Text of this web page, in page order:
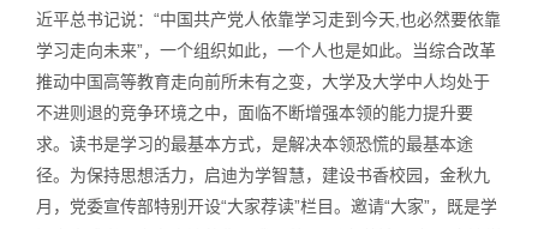
近平总书记说：“中国共产党人依靠学习走到今天,也必然要依靠
学习走向未来”，一个组织如此，一个人也是如此。当综合改革
推动中国高等教育走向前所未有之变，大学及大学中人均处于
不进则退的竞争环境之中，面临不断增强本领的能力提升要
求。读书是学习的最基本方式，是解决本领恐慌的最基本途
径。为保持思想活力，启迪为学智慧，建设书香校园，金秋九
月，党委宣传部特别开设“大家荐读”栏目。邀请“大家”，既是学